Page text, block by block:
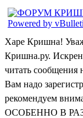
Харе Кришна!
Кришна.ру.
читать сообщения
Вам надо
рекомендуем
ОСОБЕННО В